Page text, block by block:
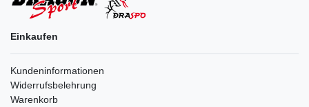
Einkaufen
Kundeninformationen
Widerrufsbelehrung
Warenkorb